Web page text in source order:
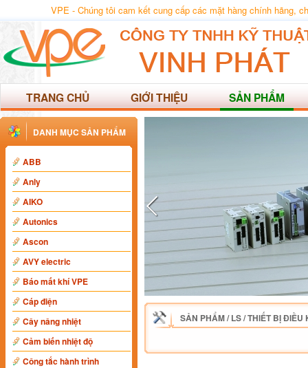
VPE - Chúng tôi cam kết cung cấp các mặt hàng chính hãng,
TRANG CHỦ GIỚI THIỆU SẢN PHẨM
DANH MỤC SẢN PHẨM
ABB
Anly
AIKO
Autonics
Ascon
AVY electric
Báo mất khí VPE
Cáp điện
Cây nâng nhiệt
Cảm biến nhiệt độ
Công tắc hành trình
SẢN PHẨM/LS/THIẾT BỊ ĐIỀU